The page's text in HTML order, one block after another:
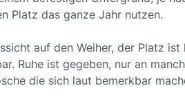
Platz das ganze Jahr nutzen.
auf den Weiher, der Platz
Ruhe ist gegeben, nur an
die sich laut bemerkbar